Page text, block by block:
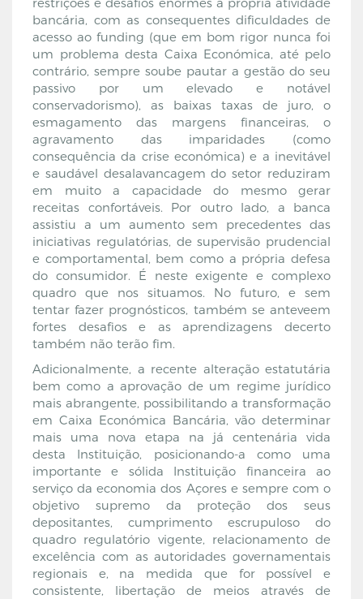
bancária, com as consequentes dificuldades de
acesso ao funding (que em bom rigor nunca foi
um problema desta Caixa Económica, até pelo
contrário, sempre soube pautar a gestão do seu
passivo por um elevado e notável
conservadorismo), as baixas taxas de juro, o
esmagamento das margens financeiras, o
agravamento das imparidades (como
consequência da crise económica) e a inevitável
e saudável desalavancagem do setor reduziram
em muito a capacidade do mesmo gerar
receitas confortáveis. Por outro lado, a banca
assistiu a um aumento sem precedentes das
iniciativas regulatórias, de supervisão prudencial
e comportamental, bem como a própria defesa
do consumidor. É neste exigente e complexo
quadro que nos situamos. No futuro, e sem
tentar fazer prognósticos, também se anteveem
fortes desafios e as aprendizagens decerto
também não terão fim.
Adicionalmente, a recente alteração estatutária
bem como a aprovação de um regime jurídico
mais abrangente, possibilitando a transformação
em Caixa Económica Bancária, vão determinar
mais uma nova etapa na já centenária vida
desta Instituição, posicionando-a como uma
importante e sólida Instituição financeira ao
serviço da economia dos Açores e sempre com o
objetivo supremo da proteção dos seus
depositantes, cumprimento escrupuloso do
quadro regulatório vigente, relacionamento de
excelência com as autoridades governamentais
regionais e, na medida que for possível e
consistente, libertação de meios através de